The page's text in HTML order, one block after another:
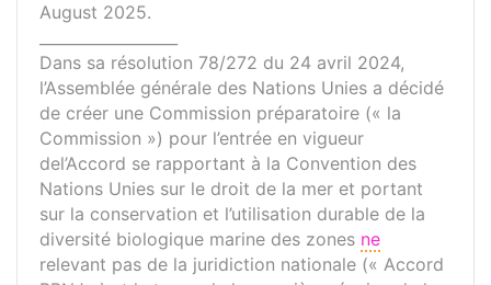
August 2025.
Dans sa résolution 78/272 du 24 avril 2024,
l’Assemblée générale des Nations Unies a décidé
de créer une Commission préparatoire (« la
Commission ») pour l’entrée en vigueur
del’Accord se rapportant à la Convention des
Nations Unies sur le droit de la mer et portant
sur la conservation et l’utilisation durable de la
diversité biologique marine des zones ne
relevant pas de la juridiction nationale (« Accord